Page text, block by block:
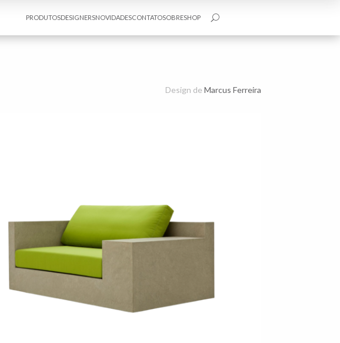
PRODUTOSDESIGNERSNOVIDADESCONTATOSOBRESHOP U
Design de Marcus Ferreira